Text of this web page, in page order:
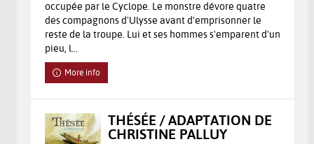
occupée par le Cyclope. Le monstre dévore quatre
des compagnons d'Ulysse avant d'emprisonner le
reste de la troupe. Lui et ses hommes s'emparent d'un
pieu, l...
More info
THÉSÉE / ADAPTATION DE
CHRISTINE PALLUY